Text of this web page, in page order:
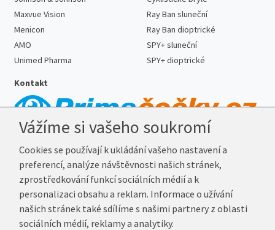
Maxvue Vision
Menicon
AMO
Unimed Pharma
Ray Ban sluneční
Ray Ban dioptrické
SPY+ sluneční
SPY+ dioptrické
Kontakt
E-mail:info@prima-cocky.cz
Reklamační adresa
Andrea Votavová
Revoluční 1017
290 01 Poděbrady
Vážíme si vašeho soukromí
Cookies se používají k ukládání vašeho nastavení a
preferencí, analýze návštěvnosti našich stránek,
zprostředkování funkcí sociálních médií a k
personalizaci obsahu a reklam. Informace o užívání
našich stránek také sdílíme s našimi partnery z oblasti
sociálních médií, reklamy a analytiky.